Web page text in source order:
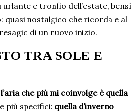
e tronfio dell’estate, bensì
quasi nostalgico che ricorda e al
di un nuovo inizio.
TRA SOLE E
l’aria che più mi coinvolge è quella
più specifici: quella d’inverno